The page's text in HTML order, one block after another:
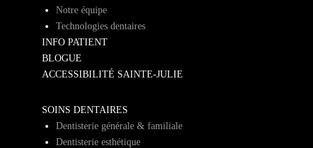
Notre équipe
Technologies dentaires
INFO PATIENT
BLOGUE
ACCESSIBILITÉ SAINTE-JULIE
SOINS DENTAIRES
Dentisterie générale & familiale
Dentisterie esthétique